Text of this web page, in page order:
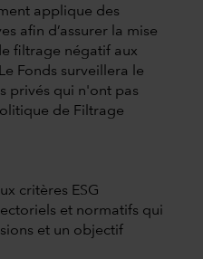
applique des
afin d’assurer la mise
filtrage négatif aux
Fonds surveillera le
privés qui n'ont pas
de Filtrage
critères ESG
et normatifs qui
et un objectif